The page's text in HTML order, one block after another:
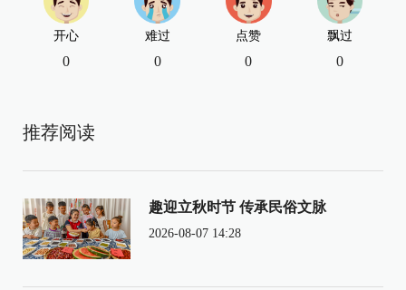
开心
0
难过
0
点赞
0
飘过
0
推荐阅读
趣迎立秋时节 传承民俗文脉
2026-08-07 14:28